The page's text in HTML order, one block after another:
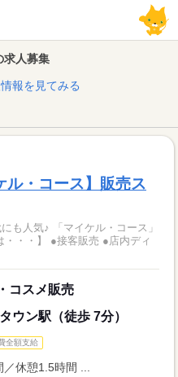
人募集
報を見てみる
・コース】販売ス
も人気♪ 「マイケル・コース」
コスメ販売
ウン駅（徒歩 7分）
全額支給
休憩1.5時間 ...